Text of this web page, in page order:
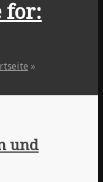
for:
»
und